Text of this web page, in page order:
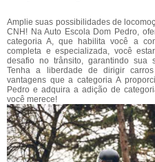
Amplie suas possibilidades de
CNH! Na Auto Escola Dom Pedro,
categoria A, que habilita você a
completa e especializada, você
desafio no trânsito, garantindo sua
Tenha a liberdade de dirigir
vantagens que a categoria A
Pedro e adquira a adição de
você merece!